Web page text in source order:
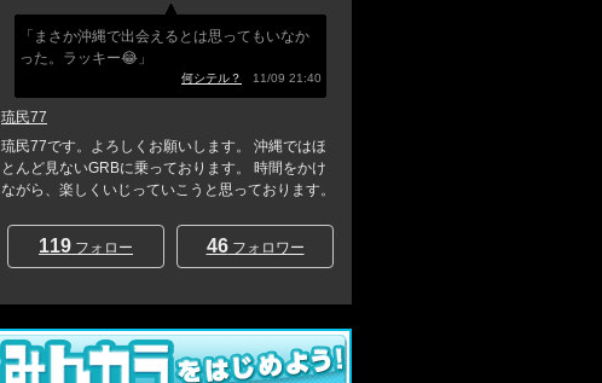
「まさか沖縄で出会えるとは思ってもいなか
った。ラッキー😂」
何シテル？ 11/09 21:40
琉民77
琉民77です。よろしくお願いします。 沖縄ではほ
とんど見ないGRBに乗っております。 時間をかけ
ながら、楽しくいじっていこうと思っております。
119 フォロー 46フォロワー